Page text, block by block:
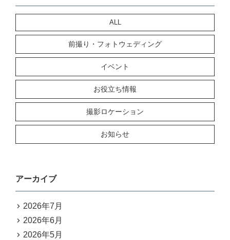
ALL
前撮り・フォトウェディング
イベント
お役立ち情報
撮影ロケーション
お知らせ
アーカイブ
2026年7月
2026年6月
2026年5月